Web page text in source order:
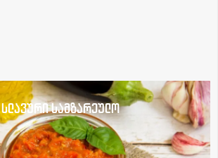
სლავური სამზარეულო